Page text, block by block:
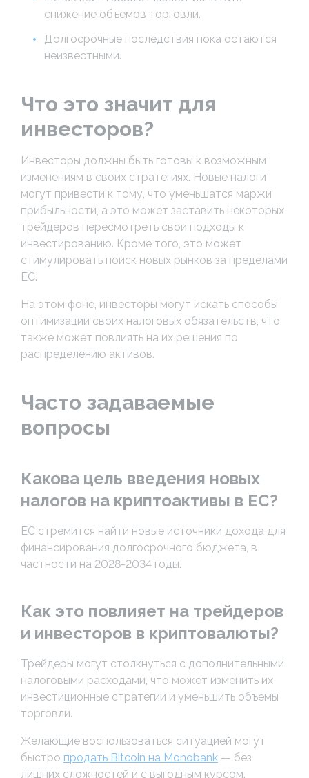
снижение объемов торговли.
Долгосрочные последствия пока остаются
неизвестными.
Что это значит для
инвесторов?
Инвесторы должны быть готовы к возможным
изменениям в своих стратегиях. Новые налоги
могут привести к тому, что уменьшатся маржи
прибыльности, а это может заставить некоторых
трейдеров пересмотреть свои подходы к
инвестированию. Кроме того, это может
стимулировать поиск новых рынков за пределами
ЕС.
На этом фоне, инвесторы могут искать способы
оптимизации своих налоговых обязательств, что
также может повлиять на их решения по
распределению активов.
Часто задаваемые
вопросы
Какова цель введения новых
налогов на криптоактивы в ЕС?
ЕС стремится найти новые источники дохода для
финансирования долгосрочного бюджета, в
частности на 2028-2034 годы.
Как это повлияет на трейдеров
и инвесторов в криптовалюты?
Трейдеры могут столкнуться с дополнительными
налоговыми расходами, что может изменить их
инвестиционные стратегии и уменьшить объемы
торговли.
Желающие воспользоваться ситуацией могут
быстро продать Bitcoin на Monobank — без
лишних сложностей и с выгодным курсом.